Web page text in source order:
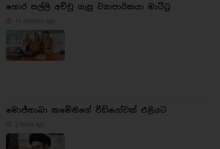
හොර සල්ලි අච්චු ගැසූ ව්‍යාපාරිකයා මාට්ටු
45 minutes ago
මොජ්තාබා කමේනිගේ වීඩියෝවක් එළියට
2 hours ago